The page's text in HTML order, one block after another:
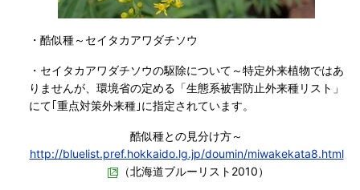
・酷似種～セイタカアワダチソウ
・セイタカアワダチソウの駆除について～特定外来植物ではあ
りませんが、環境省の定める「生態系被害防止外来種リスト」
にて｢重点対策外来種｣に指定されています。
酷似種との見分け方～
http://bluelist.pref.hokkaido.lg.jp/doumin/miwakekata8.html
（北海道ブルーリスト2010）